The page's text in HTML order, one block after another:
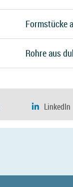
Formstücke
Rohre aus